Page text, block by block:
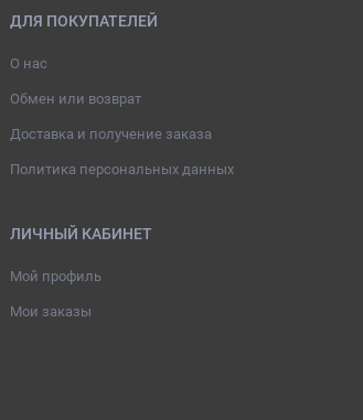
ДЛЯ ПОКУПАТЕЛЕЙ
О нас
Обмен или возврат
Доставка и получение заказа
Политика персональных данных
ЛИЧНЫЙ КАБИНЕТ
Мой профиль
Мои заказы